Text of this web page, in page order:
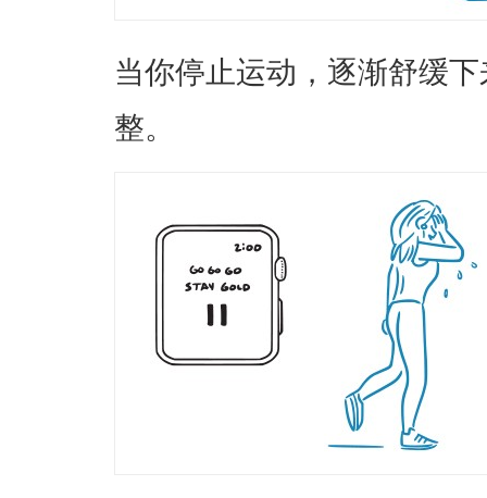
当你停止运动，逐渐舒缓
整。